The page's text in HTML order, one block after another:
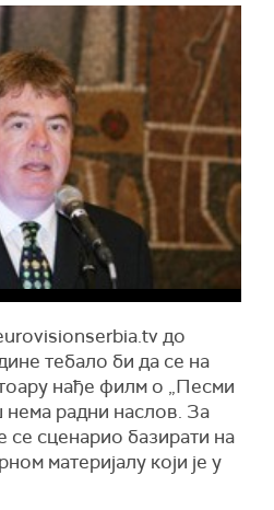
до
тебало би да се на
нађе филм о „Песми
нема радни наслов. За
се сценарио базирати на
материјалу који је у